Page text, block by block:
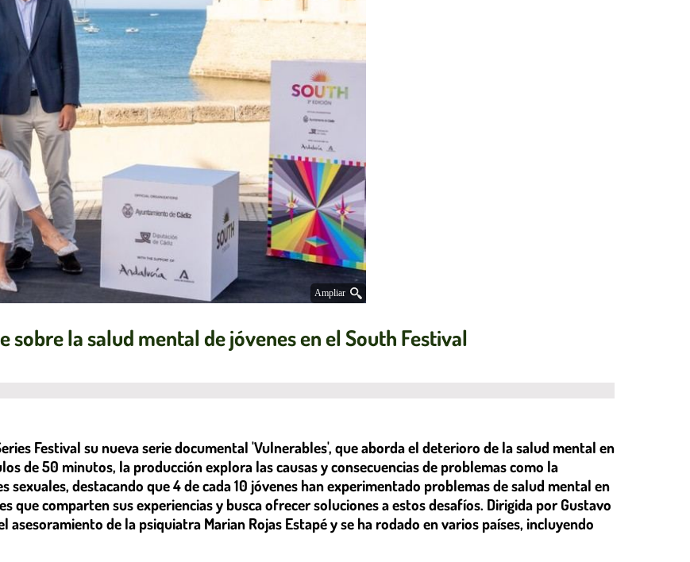
Ampliar
sobre la salud mental de jóvenes en el South Festival
Festival su nueva serie documental 'Vulnerables', que aborda el deterioro de la salud mental en
de 50 minutos, la producción explora las causas y consecuencias de problemas como la
sexuales, destacando que 4 de cada 10 jóvenes han experimentado problemas de salud mental en
que comparten sus experiencias y busca ofrecer soluciones a estos desafíos. Dirigida por Gustavo
asesoramiento de la psiquiatra Marian Rojas Estapé y se ha rodado en varios países, incluyendo